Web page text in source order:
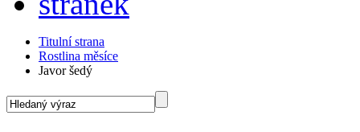
Titulní strana
Rostlina měsíce
Javor šedý